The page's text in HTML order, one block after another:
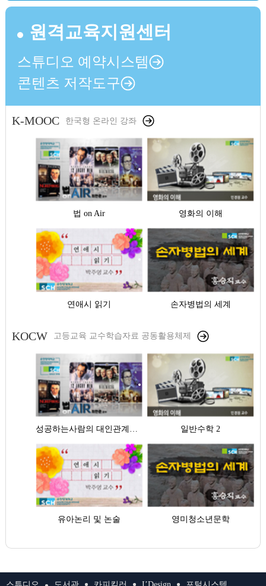
원격교육지원센터
스튜디오 예약시스템
콘텐츠 저작도구
K-MOOC 한국형 온라인 강좌
법 on Air 영화의 이해
연애시 읽기 손자병법의 세계
KOCW 고등교육 교수학습자료 공동활용체제
일반수학 2
유아논리 및 논술 영미청소년문학